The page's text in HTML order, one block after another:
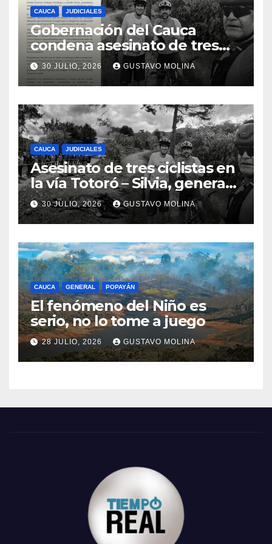
CAUCA JUDICIALES
Gobernación del Cauca
condena asesinato de tres
ciudadanos y exige medidas
urgentes al Gobierno
Nacional
30 JULIO, 2026 GUSTAVO MOLINA
CAUCA JUDICIALES
Asesinato de tres ciclistas en
la vía Totoró – Silvia, genera
consternación en el Cauca
30 JULIO, 2026 GUSTAVO MOLINA
CAUCA GENERAL POPAYÁN
El fenómeno del Niño es
serio, no lo tome a juego
28 JULIO, 2026 GUSTAVO MOLINA